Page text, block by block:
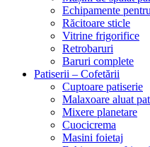
Echipamente
Răcitoare sticle
Vitrine frigorifice
Retrobaruri
Baruri complete
Patiserii – Cofetării
Cuptoare patiserie
Malaxoare aluat
Mixere planetare
Cuocicrema
Masini foietaj